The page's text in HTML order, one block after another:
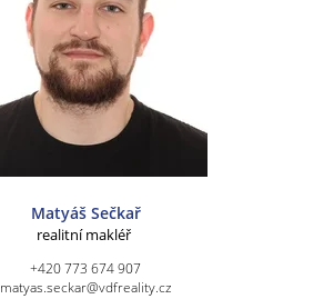
Matyáš Sečkař
realitní makléř
+420 773 674 907
matyas.seckar@vdfreality.cz